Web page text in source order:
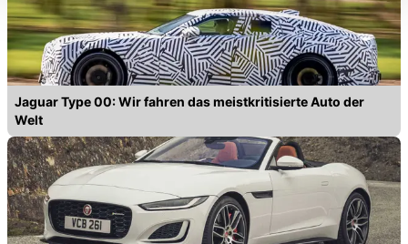
können die Einstellungen jederzeit in unserer
Datenschutzerklärunganpassen.
Jaguar Type 00: Wir fahren das meistkritisierte Auto der
Welt